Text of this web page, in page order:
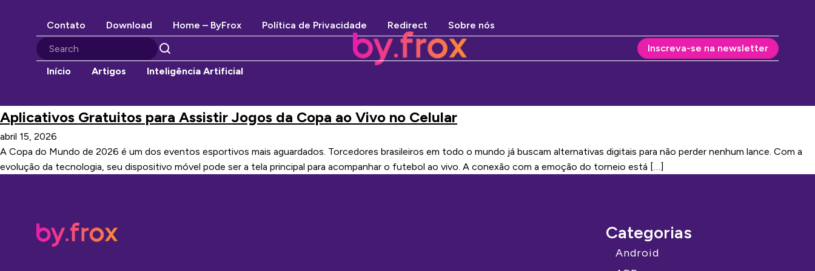
Contato Download Home – ByFrox Política de Privacidade Redirect
Sobre nós
Inscreva-se na newsletter
Início
Artigos Inteligência Artificial
Aplicativos Gratuitos para Assistir Jogos da Copa ao Vivo no Celular
abril 15, 2026
A Copa do Mundo de 2026 é um dos eventos esportivos mais aguardados. Torcedores brasileiros em todo o mundo já buscam alternativas digitais para não perder nenhum lance. Com a
evolução da tecnologia, seu dispositivo móvel pode ser a tela principal para acompanhar o futebol ao vivo. A conexão com a emoção do torneio está […]
Categorias
Android